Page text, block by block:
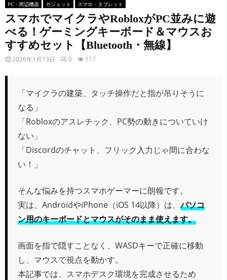
PC・周辺機器 ガジェット スマホ・タブレット
スマホでマイクラやRobloxがPC並みに遊
べる！ゲーミングキーボード＆マウスお
すすめセット【Bluetooth・無線】
2026年1月13日 0 117
「マイクラの建築、タッチ操作だと指が吊りそうに
なる」
「Robloxのアスレチック、PC勢の動きについていけ
ない」
「Discordのチャット、フリック入力じゃ間に合わな
い！」
そんな悩みを持つスマホゲーマーに朗報です。
実は、AndroidやiPhone（iOS 14以降）は、パソコ
ン用のキーボードとマウスがそのまま使えます。
画面を指で隠すことなく、WASDキーで正確に移動
し、マウスで視点を動かす。
本記事では、スマホデスク環境を完成させるため